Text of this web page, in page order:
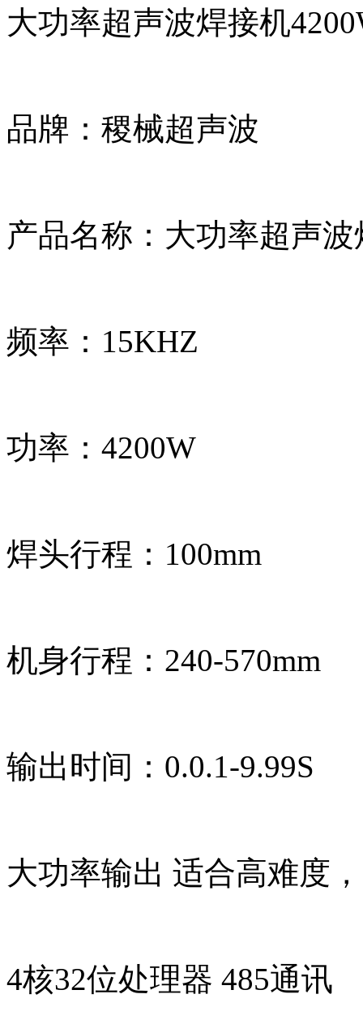
大功率超声波焊接机
品牌：稷械超声波
产品名称：大功率超声
频率：15KHZ
功率：4200W
焊头行程：100mm
机身行程：240-570mm
输出时间：0.0.1-9.99S
大功率输出 适合高难度
4核32位处理器 485通讯